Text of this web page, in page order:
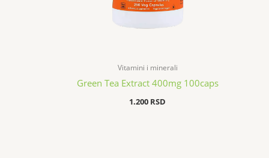
Vitamini i minerali
Green Tea Extract 400mg 100caps
1.200 RSD